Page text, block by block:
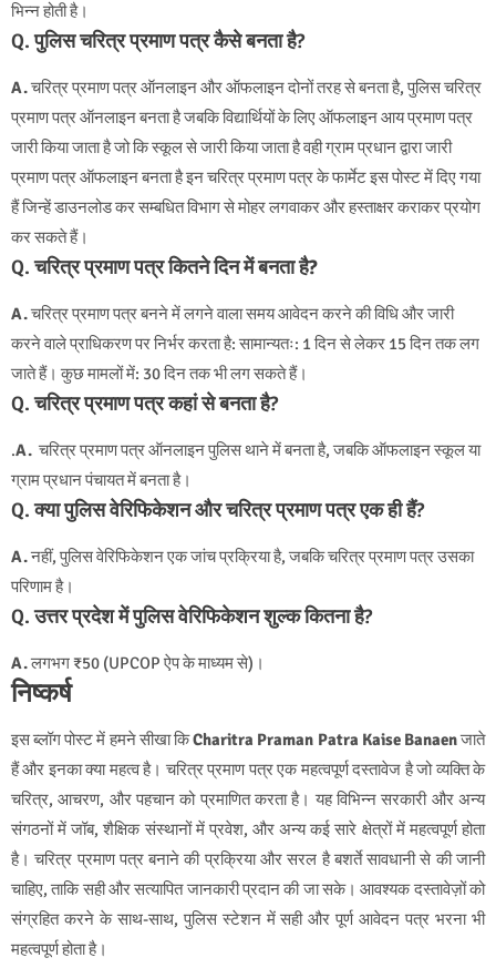
भिन्न होती है।
Q. पुलिस चरित्र प्रमाण पत्र कैसे बनता है?
A.चरित्र प्रमाण पत्र ऑनलाइन और ऑफलाइन दोनों तरह से बनता है, पुलिस चरित्र
प्रमाण पत्र ऑनलाइन बनता है जबकि विद्यार्थियों के लिए ऑफलाइन आय प्रमाण पत्र
जारी किया जाता है जो कि स्कूल से जारी किया जाता है वही ग्राम प्रधान द्वारा जारी
प्रमाण पत्र ऑफलाइन बनता है इन चरित्र प्रमाण पत्र के फार्मेट इस पोस्ट में दिए गया
हैं जिन्हें डाउनलोड कर सम्बधित विभाग से मोहर लगवाकर और हस्ताक्षर कराकर प्रयोग
कर सकते हैं।
Q.चरित्र प्रमाण पत्र कितने दिन में बनता है?
A.चरित्र प्रमाण पत्र बनने में लगने वाला समय आवेदन करने की विधि और जारी
करने वाले प्राधिकरण पर निर्भर करता है: सामान्यतः: 1 दिन से लेकर 15 दिन तक लग
जाते हैं। कुछ मामलों में: 30 दिन तक भी लग सकते हैं।
Q. चरित्र प्रमाण पत्र कहां से बनता है?
.A.चरित्र प्रमाण पत्र ऑनलाइन पुलिस थाने में बनता है, जबकि ऑफलाइन स्कूल या
ग्राम प्रधान पंचायत में बनता है।
Q. क्या पुलिस वेरिफिकेशन और चरित्र प्रमाण पत्र एक ही हैं?
A.नहीं, पुलिस वेरिफिकेशन एक जांच प्रक्रिया है, जबकि चरित्र प्रमाण पत्र उसका
परिणाम है।
Q. उत्तर प्रदेश में पुलिस वेरिफिकेशन शुल्क कितना है?
A.लगभग ₹50 (UPCOP ऐप के माध्यम से)।
निष्कर्ष
इस ब्लॉग पोस्ट में हमने सीखा किCharitra Praman Patra Kaise Banaenजाते
हैं और इनका क्या महत्व है। चरित्र प्रमाण पत्र एक महत्वपूर्ण दस्तावेज है जो व्यक्ति के
चरित्र, आचरण, और पहचान को प्रमाणित करता है। यह विभिन्न सरकारी और अन्य
संगठनों में जॉब, शैक्षिक संस्थानों में प्रवेश, और अन्य कई सारे क्षेत्रों में महत्वपूर्ण होता
है। चरित्र प्रमाण पत्र बनाने की प्रक्रिया और सरल है बशर्ते सावधानी से की जानी
चाहिए, ताकि सही और सत्यापित जानकारी प्रदान की जा सके। आवश्यक दस्तावेज़ों को
संग्रहित करने के साथ-साथ, पुलिस स्टेशन में सही और पूर्ण आवेदन पत्र भरना भी
महत्वपूर्ण होता है।